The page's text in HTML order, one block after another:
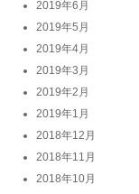
2019年6月
2019年5月
2019年4月
2019年3月
2019年2月
2019年1月
2018年12月
2018年11月
2018年10月